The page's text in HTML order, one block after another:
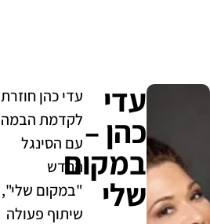
עדי
כהן –
במקום
שלי
עדי כהן חוזרת
לקדמת הבמה
עם הסינגל
החדש
"במקום שלי",
שיתוף פעולה